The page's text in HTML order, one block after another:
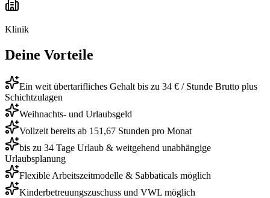
Klinik
Deine Vorteile
Ein weit übertarifliches Gehalt bis zu 34 € / Stunde Brutto plus
Schichtzulagen
Weihnachts- und Urlaubsgeld
Vollzeit bereits ab 151,67 Stunden pro Monat
bis zu 34 Tage Urlaub & weitgehend unabhängige
Urlaubsplanung
Flexible Arbeitszeitmodelle & Sabbaticals möglich
Kinderbetreuungszuschuss und VWL möglich